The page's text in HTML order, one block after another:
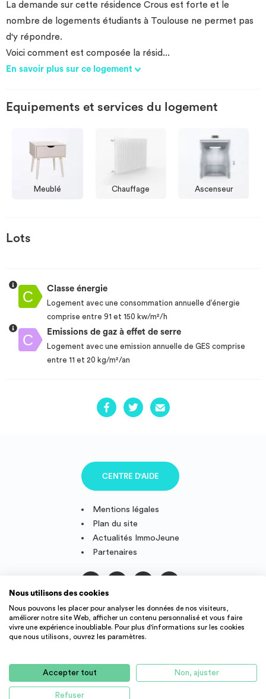
La demande sur cette résidence Crous est forte et le
nombre de logements étudiants à Toulouse ne permet pas
d'y répondre.
Voici comment est composée la résid ...
En savoir plus sur ce logement
Equipements et services du logement
Meublé Chauffage Ascenseur
Lots
Classe énergie
Logement avec une consommation annuelle d’énergie
comprise entre 91 et 150 kw/m²/h
Emissions de gaz à effet de serre
Logement avec une emission annuelle de GES comprise
entre 11 et 20 kg/m²/an
Mentions légales
Plan du site
Actualités ImmoJeune
Partenaires
CENTRE D'AIDE
Suivez-nous
France.
Des offres de logement étudiant et jeune actif dans toute la
France : résidence étudiant, agence immobilière, location
Nous utilisons des cookies
Nous pouvons les placer pour analyser les données de nos visiteurs,
améliorer notre site Web, afficher un contenu personnalisé et vous faire
vivre une expérience inoubliable. Pour plus d'informations sur les cookies
que nous utilisons, ouvrez les paramètres.
Accepter tout Non, ajuster
Refuser